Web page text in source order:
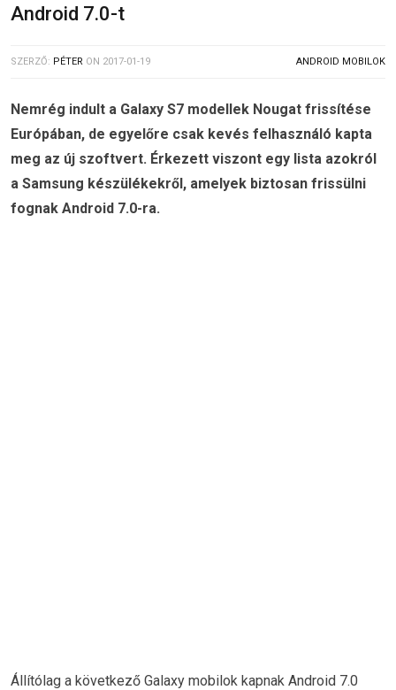
Android 7.0-t
SZERZŐ: PÉTER ON 2017-01-19 ANDROID MOBILOK
Nemrég indult a Galaxy S7 modellek Nougat frissítése
Európában, de egyelőre csak kevés felhasználó kapta
meg az új szoftvert. Érkezett viszont egy lista azokról
a Samsung készülékekről, amelyek biztosan frissülni
fognak Android 7.0-ra.
Állítólag a következő Galaxy mobilok kapnak Android 7.0